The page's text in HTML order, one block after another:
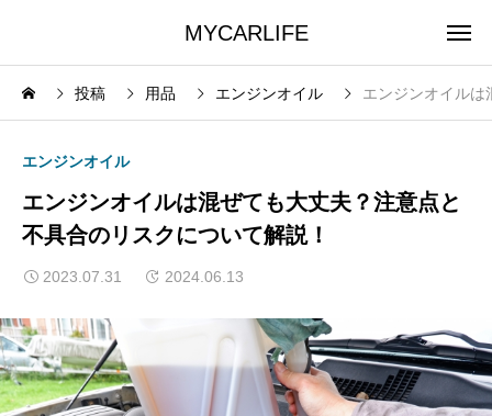
MYCARLIFE
投稿 用品 エンジンオイル エンジンオイルは
エンジンオイル
エンジンオイルは混ぜても大丈夫？注意点と
不具合のリスクについて解説！
2023.07.31 2024.06.13